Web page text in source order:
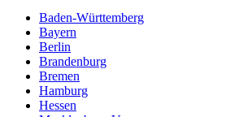
Baden-Württemberg
Bayern
Berlin
Brandenburg
Bremen
Hamburg
Hessen